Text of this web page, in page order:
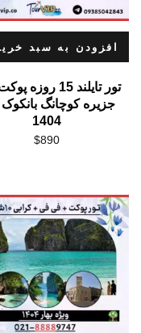
افزودن به سبد
تور تایلند 15 روزه
جزیره کوچانگ بانکوک
1404
$890